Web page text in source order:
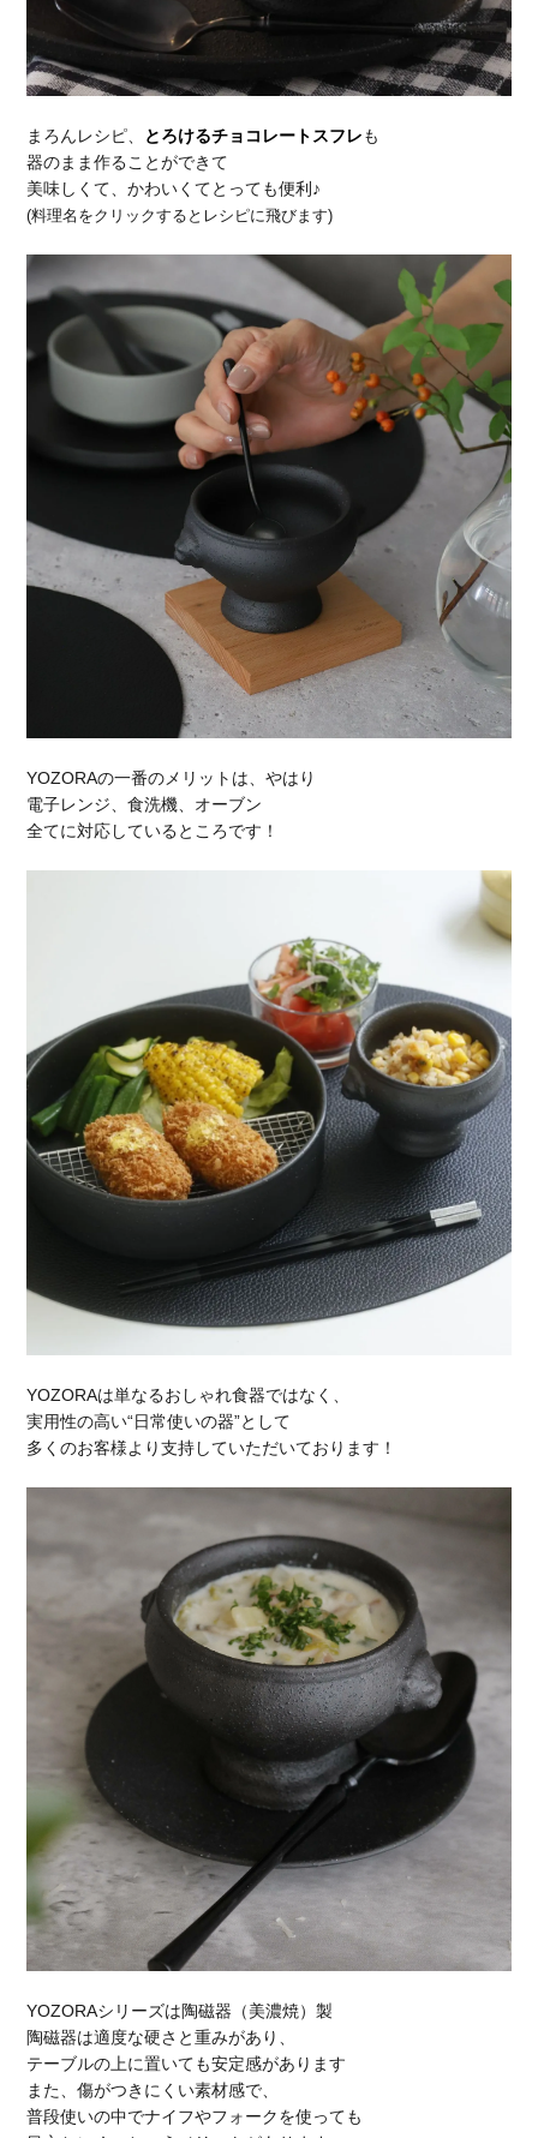
まろんレシピ、 とろけるチョコレートスフレも
器のまま作ることができて
美味しくて、かわいくてとっても便利♪
(料理名をクリックするとレシピに飛びます)
YOZORAの一番のメリットは、やはり
電子レンジ、食洗機、オーブン
全てに対応しているところです！
YOZORAは単なるおしゃれ食器ではなく、
実用性の高い“日常使いの器”として
多くのお客様より支持していただいております！
YOZORAシリーズは陶磁器（美濃焼）製
陶磁器は適度な硬さと重みがあり、
テーブルの上に置いても安定感があります
また、傷がつきにくい素材感で、
普段使いの中でナイフやフォークを使っても